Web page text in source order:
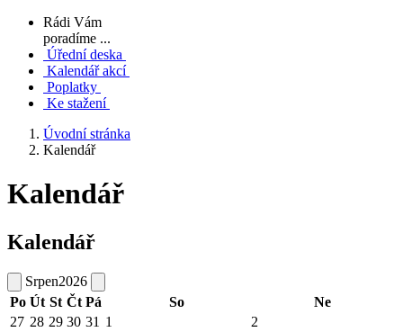
Rádi Vám
poradíme ...
Úřední deska
Kalendář akcí
Poplatky
Ke stažení
Úvodní stránka
Kalendář
Kalendář
Kalendář
Srpen2026
Po Út St Čt Pá So
Ne
27 28 29 30 31 1 2